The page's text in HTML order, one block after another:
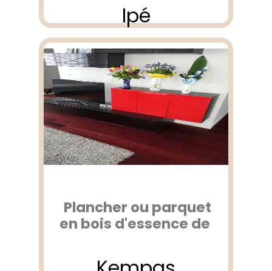
Ipé
Plancher ou parquet
en bois d'essence de